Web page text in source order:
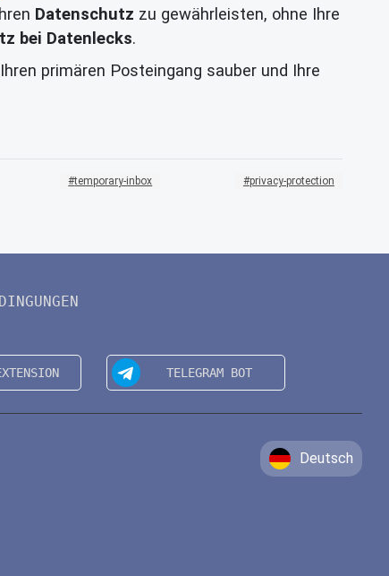
Datenschutz zu gewährleisten, ohne Ihre
bei Datenlecks.
primären Posteingang sauber und Ihre
temporary-inbox privacy-protection
Deutsch